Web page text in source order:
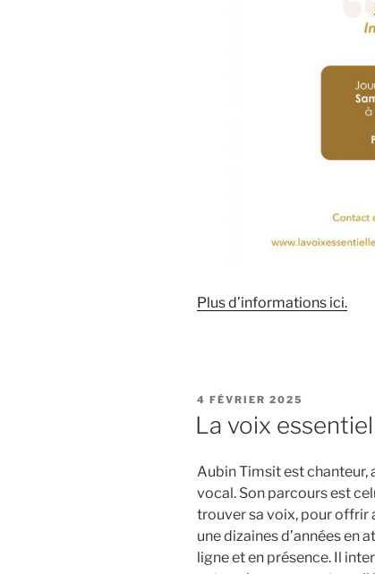
Plus d’informations ici.
PUBLIÉ
LE
4 FÉVRIER 2025
La voix
Aubin Timsit est
vocal. Son parcours est
trouver sa voix, pour offrir
une dizaines d’années en
ligne et en présence. Il